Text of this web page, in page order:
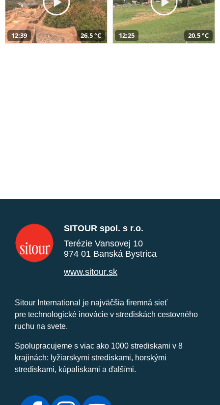
12:39 26,5 °C 12:25 20,5 °C
SITOUR spol. s r.o.
Terézie Vansovej 10
974 01 Banská Bystrica
www.sitour.sk
Sitour International je najväčšia firemná sieť
pre technologické inovácie v strediskách cestovného
ruchu na svete.
Spolupracujeme s viac ako 1000 strediskami v 8
krajinách: lyžiarskymi strediskami, horskými
strediskami, kúpaliskami a ďalšími.